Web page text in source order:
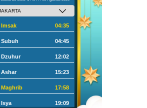
Imsak 04:35
Subuh 04:45
Dzuhur 12:02
Ashar 15:23
Maghrib 17:58
Isya 19:09